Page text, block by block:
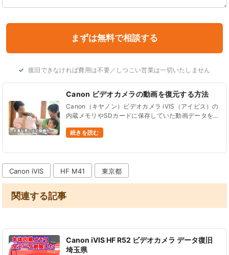
復旧できなければ費用は不要／しつこい営業は一切いたしません
Canon ビデオカメラの動画を復元する方法
Canon（キヤノン）ビデオカメラ iVIS（アイビス）の
内蔵メモリやSDカードに保存していた動画データを間
タが全て消えてしまった…。こんなご相談をよくいた
続きを読む
Canon iVIS HF M41 東京都
関連する記事
Canon iVIS HF R52 ビデオカメラ データ復旧
埼玉県